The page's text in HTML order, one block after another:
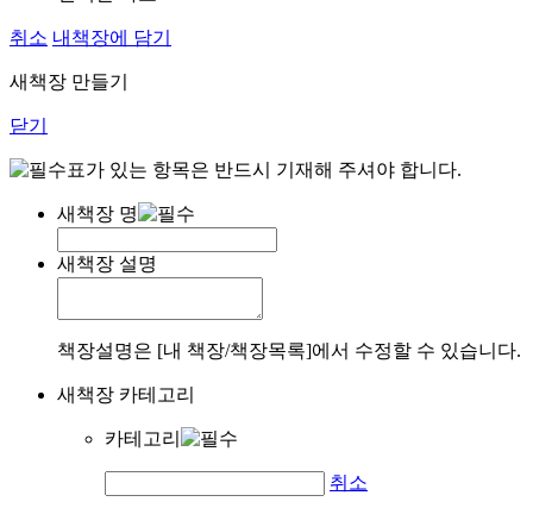
취소 내책장에 담기
새책장 만들기
닫기
표가 있는 항목은 반드시 기재해 주셔야 합니다.
새책장 명
새책장 설명
책장설명은 [내 책장/책장목록]에서 수정할 수 있습니다.
새책장 카테고리
카테고리
취소